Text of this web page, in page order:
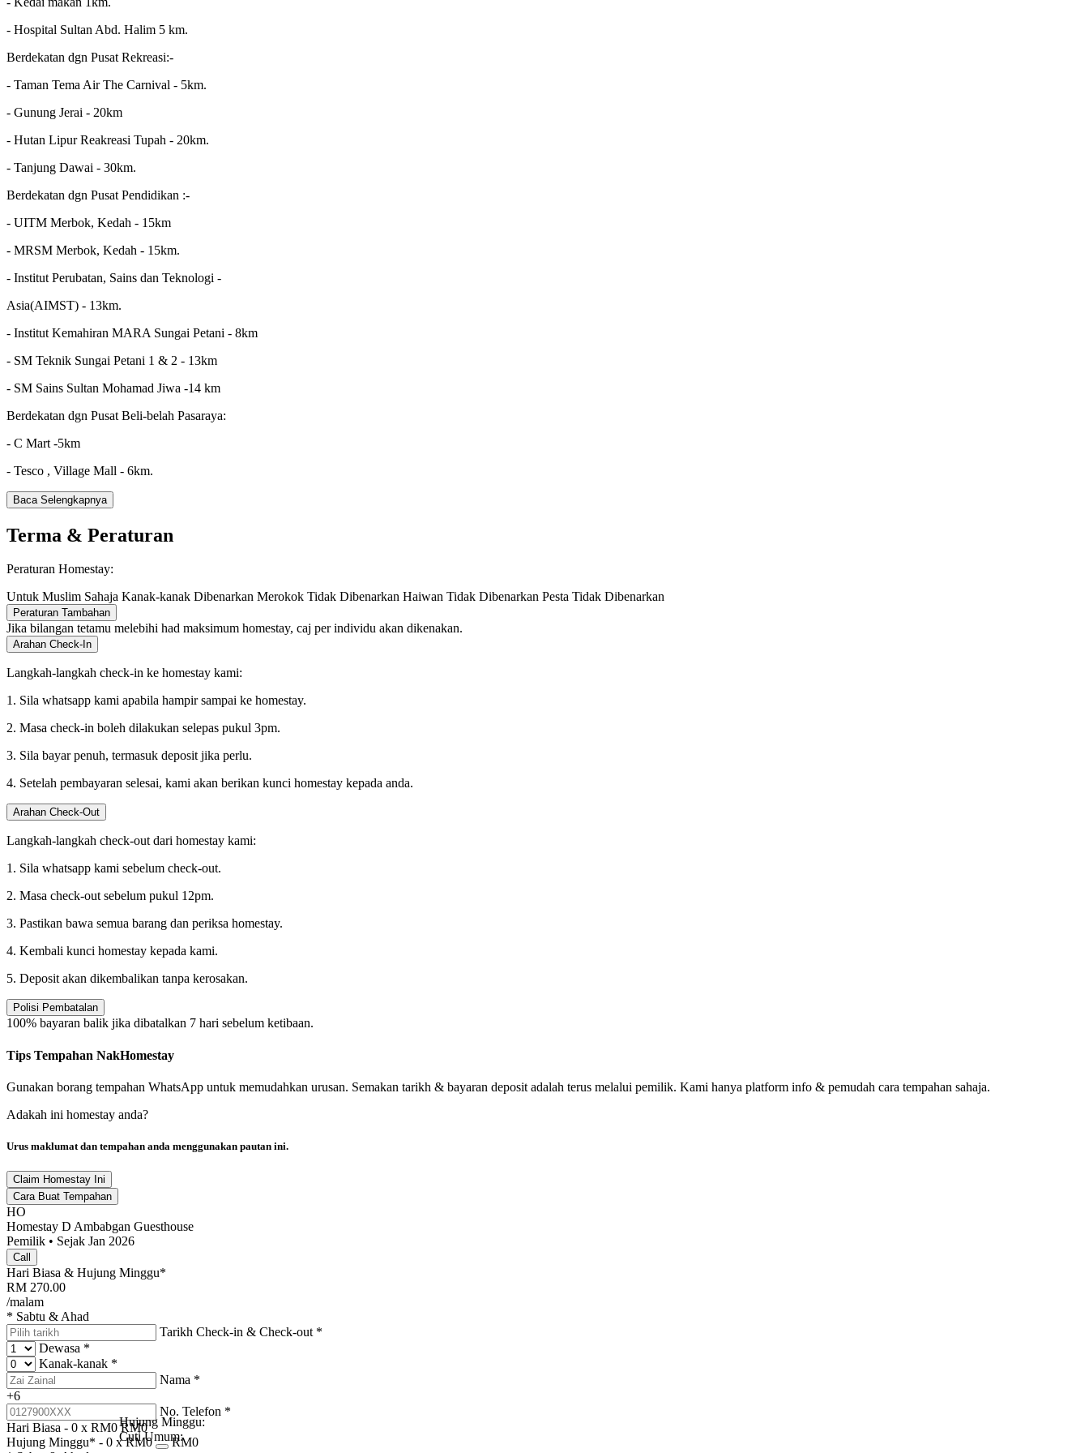
- Hospital Sultan Abd. Halim 5 km.
Berdekatan dgn Pusat Rekreasi:-
- Taman Tema Air The Carnival - 5km.
- Gunung Jerai - 20km
- Hutan Lipur Reakreasi Tupah - 20km.
- Tanjung Dawai - 30km.
Berdekatan dgn Pusat Pendidikan :-
- UITM Merbok, Kedah - 15km
- MRSM Merbok, Kedah - 15km.
- Institut Perubatan, Sains dan Teknologi -
Asia(AIMST) - 13km.
- Institut Kemahiran MARA Sungai Petani - 8km
- SM Teknik Sungai Petani 1 & 2 - 13km
- SM Sains Sultan Mohamad Jiwa -14 km
Berdekatan dgn Pusat Beli-belah Pasaraya:
- C Mart -5km
- Tesco , Village Mall - 6km.
Baca Selengkapnya
Terma & Peraturan
Peraturan Homestay:
Untuk Muslim Sahaja Kanak-kanak Dibenarkan Merokok Tidak Dibenarkan Haiwan Tidak Dibenarkan Pesta Tidak Dibenarkan
Peraturan Tambahan
Jika bilangan tetamu melebihi had maksimum homestay, caj per individu akan dikenakan.
Arahan Check-In
Langkah-langkah check-in ke homestay kami:
1. Sila whatsapp kami apabila hampir sampai ke homestay.
2. Masa check-in boleh dilakukan selepas pukul 3pm.
3. Sila bayar penuh, termasuk deposit jika perlu.
4. Setelah pembayaran selesai, kami akan berikan kunci homestay kepada anda.
Arahan Check-Out
Langkah-langkah check-out dari homestay kami:
1. Sila whatsapp kami sebelum check-out.
2. Masa check-out sebelum pukul 12pm.
3. Pastikan bawa semua barang dan periksa homestay.
4. Kembali kunci homestay kepada kami.
5. Deposit akan dikembalikan tanpa kerosakan.
Polisi Pembatalan
100% bayaran balik jika dibatalkan 7 hari sebelum ketibaan.
Tips Tempahan NakHomestay
Gunakan borang tempahan WhatsApp untuk memudahkan urusan. Semakan tarikh & bayaran deposit adalah terus melalui pemilik. Kami hanya platform info & pemudah cara tempahan sahaja.
Adakah ini homestay anda?
Urus maklumat dan tempahan anda menggunakan pautan ini.
Claim Homestay Ini
Cara Buat Tempahan
HO
Homestay D Ambabgan Guesthouse
Pemilik • Sejak Jan 2026
Call
Hari Biasa & Hujung Minggu*
RM 270.00
/malam
* Sabtu & Ahad
Tarikh Check-in & Check-out *
Dewasa *
Kanak-kanak *
Nama *
+6
No. Telefon *
Hari Biasa - 0 x RM0 RM0
Hujung Minggu* - 0 x RM0
Hujung Minggu:
Cuti Umum:RM0